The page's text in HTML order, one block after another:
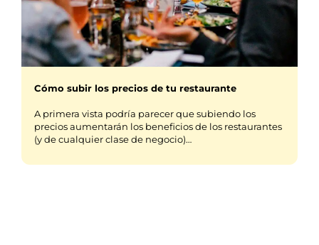
Cómo subir los precios de tu restaurante
A primera vista podría parecer que subiendo los
precios aumentarán los beneficios de los restaurantes
(y de cualquier clase de negocio)…